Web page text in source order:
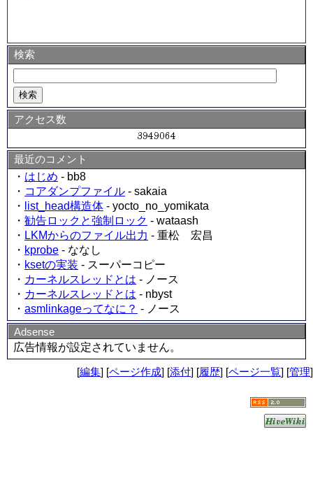
検索
アクセス数
最近のコメント
・ はじめ - bb8
・ コアダンプファイル - sakaia
・
list_head構造体 - yocto_no_yomikata
・ 勧告ロックと強制ロック - wataash
・ LKMからのファイル出力 - 重松 宏昌
・ kprobe - ななし
・ ksetの実装 - スーパーコピー
・ カーネルスレッドとは - ノース
・ カーネルスレッドとは - nbyst
・ asmlinkageってなに？ - ノース
Adsense
広告情報が設定されていません。
[編集] [ページ作成] [添付] [履歴] [ページ一覧] [管理]